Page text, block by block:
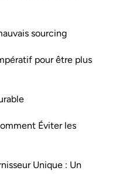
sourcing
pour être plus
Éviter les
Unique : Un